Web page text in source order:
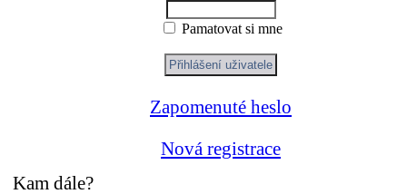
Pamatovat si mne
Zapomenuté heslo
Nová registrace
Kam dále?